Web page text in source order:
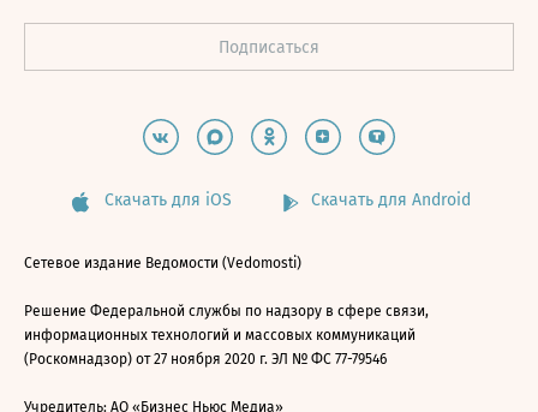
Скачать для iOS Скачать для Android
Сетевое издание Ведомости (Vedomosti)
Решение Федеральной службы по надзору в сфере связи,
информационных технологий и массовых коммуникаций
(Роскомнадзор) от 27 ноября 2020 г. ЭЛ № ФС 77-79546
Учредитель: АО «Бизнес Ньюс Медиа»